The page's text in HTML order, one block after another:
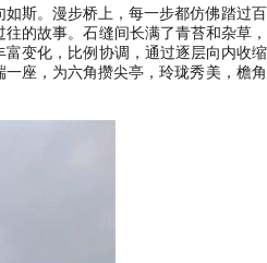
如斯。漫步桥上，每一步都仿佛踏过
的故事。石缝间长满了青苔和杂草
变化，比例协调，通过逐层向内收
座，为六角攒尖亭，玲珑秀美，檐角